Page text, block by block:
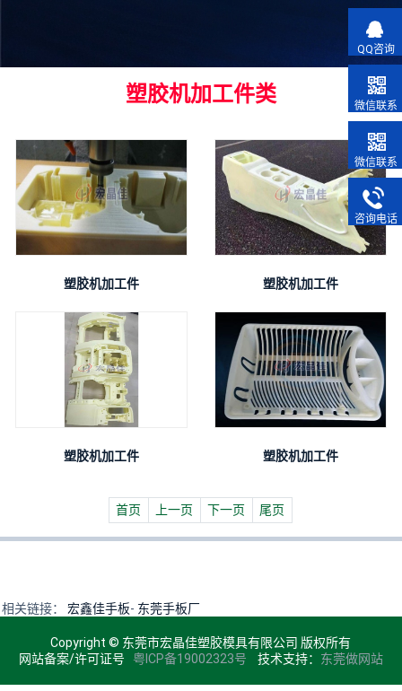
塑胶机加工件类
塑胶机加工件 塑胶机加工件
塑胶机加工件 塑胶机加工件
首页 上一页 下一页 尾页
相关链接：宏鑫佳手板- 东莞手板厂
Copyright © 东莞市宏晶佳塑胶模具有限公司 版权所有
网站备案/许可证号 粤ICP备19002323号 技术支持： 东莞做网站
QQ咨询
微信联系
微信联系
咨询电话